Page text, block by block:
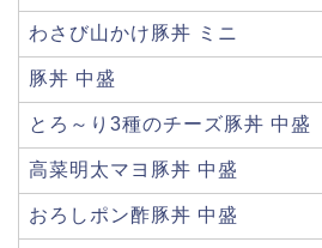
わさび山かけ豚丼 ミニ
豚丼 中盛
とろ～り3種のチーズ豚丼 中盛
高菜明太マヨ豚丼 中盛
おろしポン酢豚丼 中盛